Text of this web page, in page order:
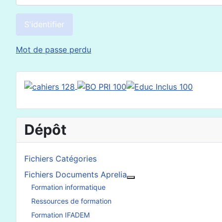
S'identifier
Mot de passe perdu
Dépôt
Fichiers Catégories
Fichiers Documents Aprelia
Formation informatique
Ressources de formation
Formation IFADEM